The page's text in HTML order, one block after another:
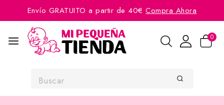
Envío GRATUITO a partir de 40€Compra Ahora
0